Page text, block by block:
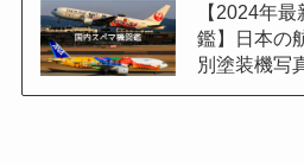
【2024年
鑑】日本の
別塗装機写